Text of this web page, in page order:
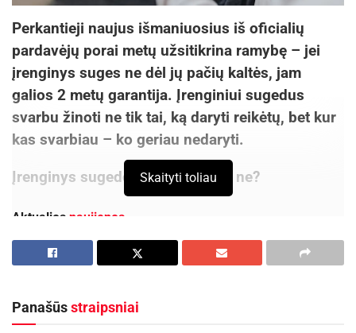
Perkantieji naujus išmaniuosius iš oficialių
pardavėjų porai metų užsitikrina ramybę – jei
įrenginys suges ne dėl jų pačių kaltės, jam
galios 2 metų garantija. Įrenginiui sugedus
svarbu žinoti ne tik tai, ką daryti reikėtų, bet kur
kas svarbiau – ko geriau nedaryti.
Įrenginys sugedo: ką daryti ir ko ne?
Aktualios naujienos
Kviečiama dalyvauti visoje Lietuvoje
Skaityti toliau
Panašūsstraipsniai